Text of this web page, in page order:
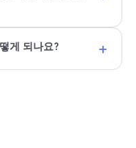
게 되나요? +